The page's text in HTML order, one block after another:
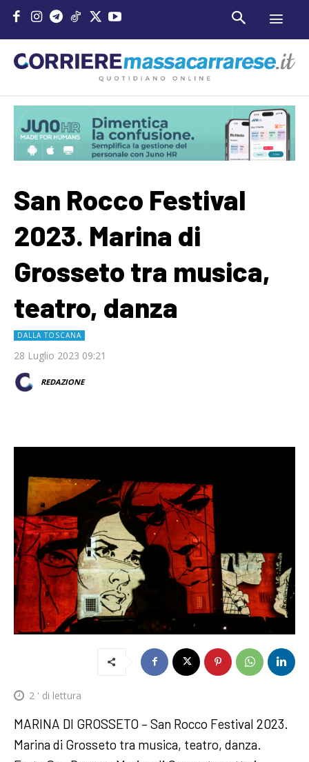
San Rocco Festival
2023. Marina di
Grosseto tra musica,
teatro, danza
DALLA TOSCANA
28 Luglio 2023 09:21
REDAZIONE
2 ' di lettura
MARINA DI GROSSETO – San Rocco Festival 2023.
Marina di Grosseto tra musica, teatro, danza.